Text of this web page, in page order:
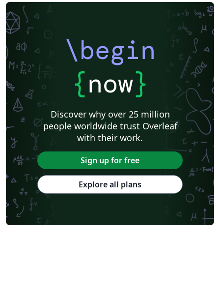
\begin
{now}
Discover why over 25 million
people worldwide trust Overleaf
with their work.
Sign up for free
Explore all plans